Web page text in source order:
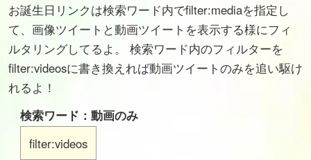
お誕生日リンクは検索ワード内でfilter:mediaを指定し
て、画像ツイートと動画ツイートを表示する様にフィ
ルタリングしてるよ。 検索ワード内のフィルターを
filter:videosに書き換えれば動画ツイートのみを追い駆け
れるよ！
検索ワード：動画のみ
filter:videos